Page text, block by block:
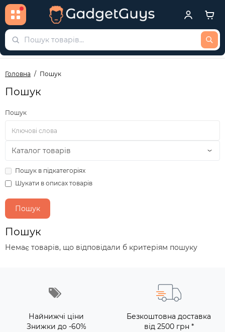
Головна Пошук
Пошук
Пошук
Пошук в підкатегоріях
Шукати в описах товарів
Пошук
Немає товарів, що відповідали б критеріям пошуку
Найнижчі ціни
Знижки до -60%
Безкоштовна доставка
від 2500 грн *